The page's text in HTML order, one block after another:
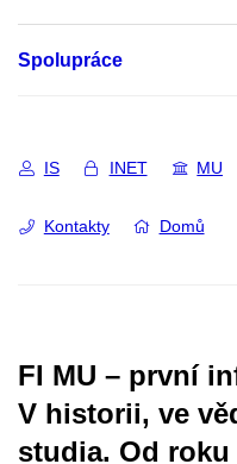
Spolupráce
IS INET MU
Kontakty Domů
FI MU – první
V historii, ve
studia. Od roku